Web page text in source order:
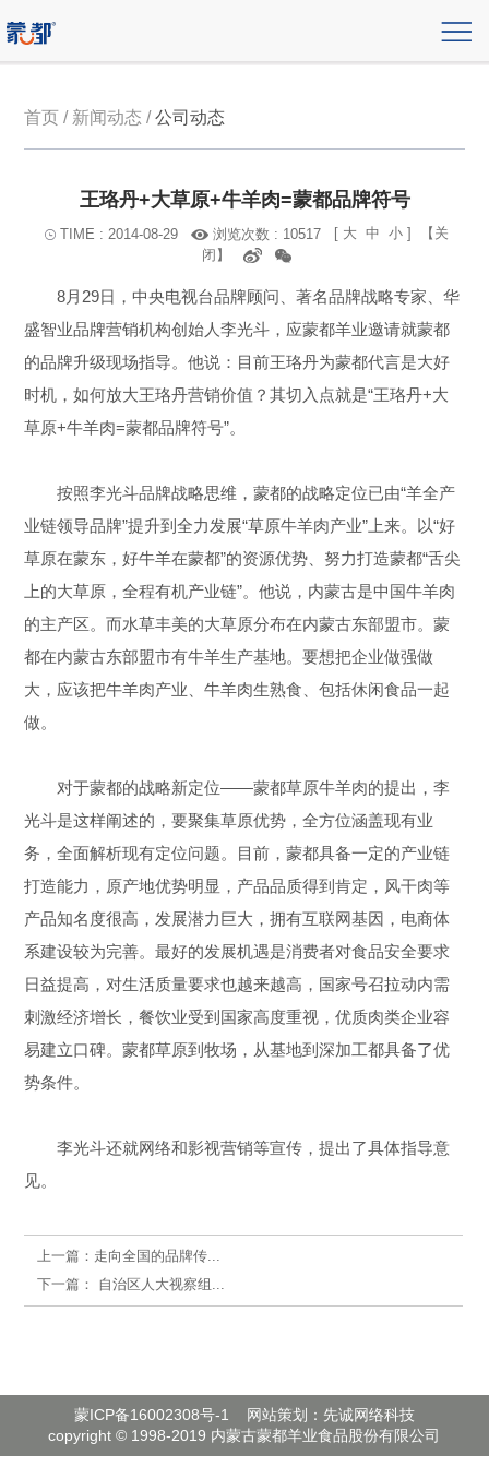
首页 / 新闻动态 /公司动态
王珞丹+大草原+牛羊肉=蒙都品牌符号
TIME : 2014-08-29 浏览次数 : 10517 [ 大 中 小 ]
【关
闭】
8月29日，中央电视台品牌顾问、著名品牌战略专家、华
盛智业品牌营销机构创始人李光斗，应蒙都羊业邀请就蒙都
的品牌升级现场指导。他说：目前王珞丹为蒙都代言是大好
时机，如何放大王珞丹营销价值？其切入点就是“王珞丹+大
草原+牛羊肉=蒙都品牌符号”。
按照李光斗品牌战略思维，蒙都的战略定位已由“羊全产
业链领导品牌”提升到全力发展“草原牛羊肉产业”上来。以“好
草原在蒙东，好牛羊在蒙都”的资源优势、努力打造蒙都“舌尖
上的大草原，全程有机产业链”。他说，内蒙古是中国牛羊肉
的主产区。而水草丰美的大草原分布在内蒙古东部盟市。蒙
都在内蒙古东部盟市有牛羊生产基地。要想把企业做强做
大，应该把牛羊肉产业、牛羊肉生熟食、包括休闲食品一起
做。
对于蒙都的战略新定位——蒙都草原牛羊肉的提出，李
光斗是这样阐述的，要聚集草原优势，全方位涵盖现有业
务，全面解析现有定位问题。目前，蒙都具备一定的产业链
打造能力，原产地优势明显，产品品质得到肯定，风干肉等
产品知名度很高，发展潜力巨大，拥有互联网基因，电商体
系建设较为完善。最好的发展机遇是消费者对食品安全要求
日益提高，对生活质量要求也越来越高，国家号召拉动内需
刺激经济增长，餐饮业受到国家高度重视，优质肉类企业容
易建立口碑。蒙都草原到牧场，从基地到深加工都具备了优
势条件。
李光斗还就网络和影视营销等宣传，提出了具体指导意
见。
上一篇： 走向全国的品牌传...
下一篇：
自治区人大视察组...
蒙ICP备16002308号-1
网站策划：先诚网络科技
copyright © 1998-2019 内蒙古蒙都羊业食品股份有限公司